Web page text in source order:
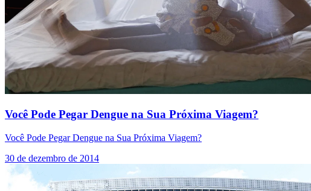
Você Pode Pegar Dengue na Sua Próxima Viagem?
Você Pode Pegar Dengue na Sua Próxima Viagem?
30 de dezembro de 2014